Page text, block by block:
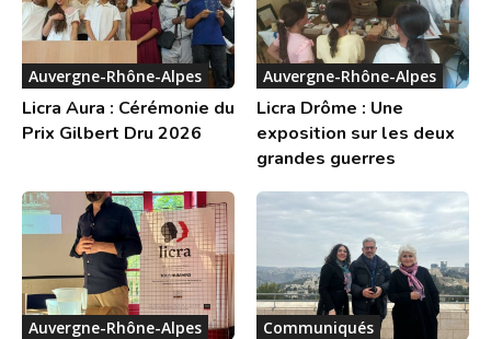
Auvergne-Rhône-Alpes
Licra Aura : Cérémonie du
Prix Gilbert Dru 2026
Auvergne-Rhône-Alpes
Licra Drôme : Une
exposition sur les deux
grandes guerres
Auvergne-Rhône-Alpes Communiqués